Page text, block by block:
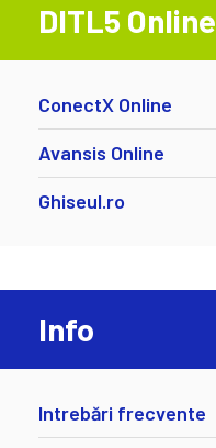
DITL5 Online
ConectX Online
Avansis Online
Ghiseul.ro
Info
Intrebări frecvente